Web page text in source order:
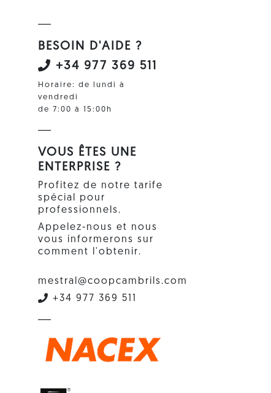
BESOIN D'AIDE ?
+34 977 369 511
Horaire: de lundi à
vendredi
de 7:00 à 15:00h
VOUS ÊTES UNE
ENTERPRISE ?
Profitez de notre tarife
spécial pour
professionnels.
Appelez-nous et nous
vous informerons sur
comment l'obtenir.
mestral@coopcambrils.com
+34 977 369 511